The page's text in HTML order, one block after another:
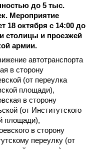
до 5 тыс.
Мероприятие
18 октября с 14:00 до
столицы и проезжей
армии.
автотранспорта
в сторону
(от переулка
площади),
в сторону
(от Институтского
площади),
в сторону
переулку (от